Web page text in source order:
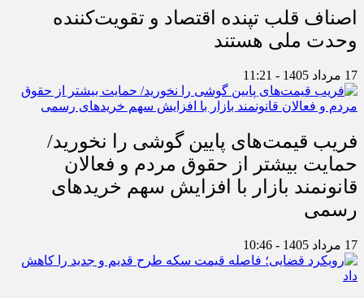
اصناف قلب تپنده اقتصاد و تقویت‌کننده
وحدت ملی هستند
17 مرداد 1405 - 11:21
فریب قیمت‌های پایین گوشی را نخورید/
حمایت بیشتر از حقوق مردم و فعالان
قانونمند بازار با افزایش سهم خریدهای
رسمی
17 مرداد 1405 - 10:46